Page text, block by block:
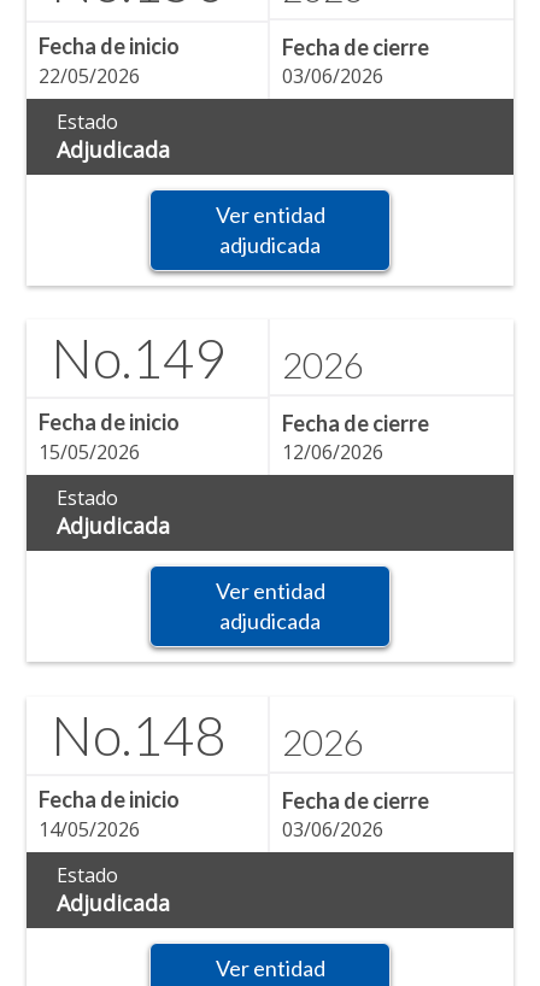
Fecha de inicio
22/05/2026
Fecha de cierre
03/06/2026
Estado
Adjudicada
Ver entidad
adjudicada
No.149 2026
Fecha de inicio
15/05/2026
Fecha de cierre
12/06/2026
Estado
Adjudicada
Ver entidad
adjudicada
No.148 2026
Fecha de inicio
14/05/2026
Fecha de cierre
03/06/2026
Estado
Adjudicada
Ver entidad